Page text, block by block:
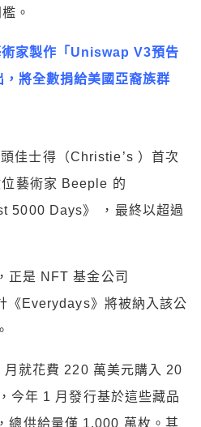
。
家製作「Uniswap V3預告
將全數捐給美國亞裔族群
佳士得（Christie’s ）首次
藝術家 Beeple 的
5000 Days》 ，最終以超過
正是 NFT 基金公司
《Everydays》將被納入該公
就花費 220 萬美元購入 20
今年 1 月發行基於這些藏品
總供給量僅 1,000 萬枚。其